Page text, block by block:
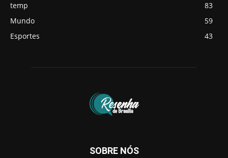
temp
83
Mundo
59
Esportes
43
SOBRE NÓS